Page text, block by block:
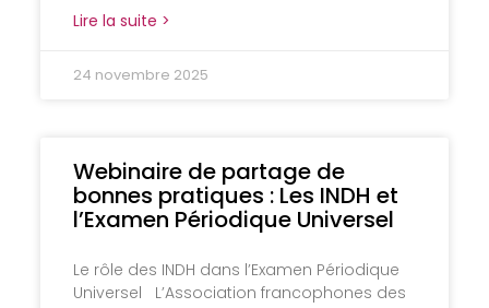
Lire la suite >
24 novembre 2025
Webinaire de partage de
bonnes pratiques : Les INDH et
l’Examen Périodique Universel
Le rôle des INDH dans l’Examen Périodique
Universel L’Association francophones des